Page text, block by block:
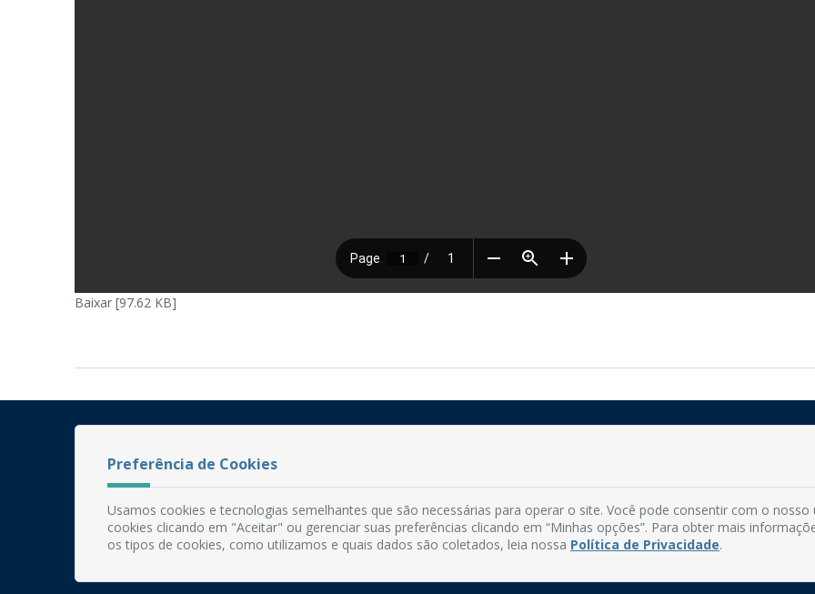
Baixar [97.62 KB]
Fone: (83) 3292-2246
Email: comunicacao@mamanguape.pb.gov.br
Expediente: Segunda à Sexta, das 08h às 13h
Preferência de Cookies
Usamos cookies e tecnologias semelhantes que são necessárias para operar o site. Você pode consentir com o nosso
cookies clicando em "Aceitar" ou gerenciar suas preferências clicando em “Minhas opções”. Para obter mais
os tipos de cookies, como utilizamos e quais dados são coletados, leia nossa Política de Privacidade.